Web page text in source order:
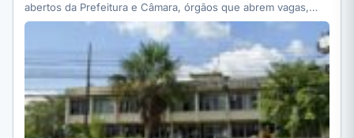
abertos da Prefeitura e Câmara, órgãos que abrem vagas,
como se…